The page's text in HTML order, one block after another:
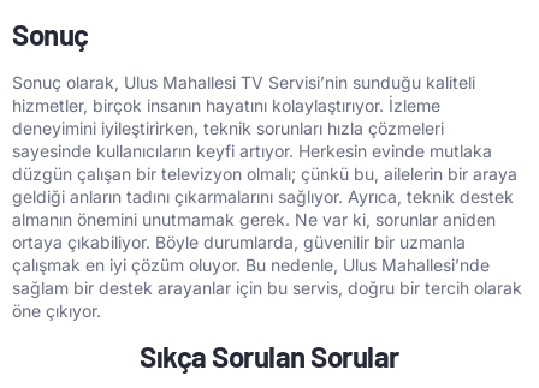
Sonuç
Sonuç olarak, Ulus Mahallesi TV Servisi’nin sunduğu kaliteli
hizmetler, birçok insanın hayatını kolaylaştırıyor. İzleme
deneyimini iyileştirirken, teknik sorunları hızla çözmeleri
sayesinde kullanıcıların keyfi artıyor. Herkesin evinde mutlaka
düzgün çalışan bir televizyon olmalı; çünkü bu, ailelerin bir araya
geldiği anların tadını çıkarmalarını sağlıyor. Ayrıca, teknik destek
almanın önemini unutmamak gerek. Ne var ki, sorunlar aniden
ortaya çıkabiliyor. Böyle durumlarda, güvenilir bir uzmanla
çalışmak en iyi çözüm oluyor. Bu nedenle, Ulus Mahallesi’nde
sağlam bir destek arayanlar için bu servis, doğru bir tercih olarak
öne çıkıyor.
Sıkça Sorulan Sorular